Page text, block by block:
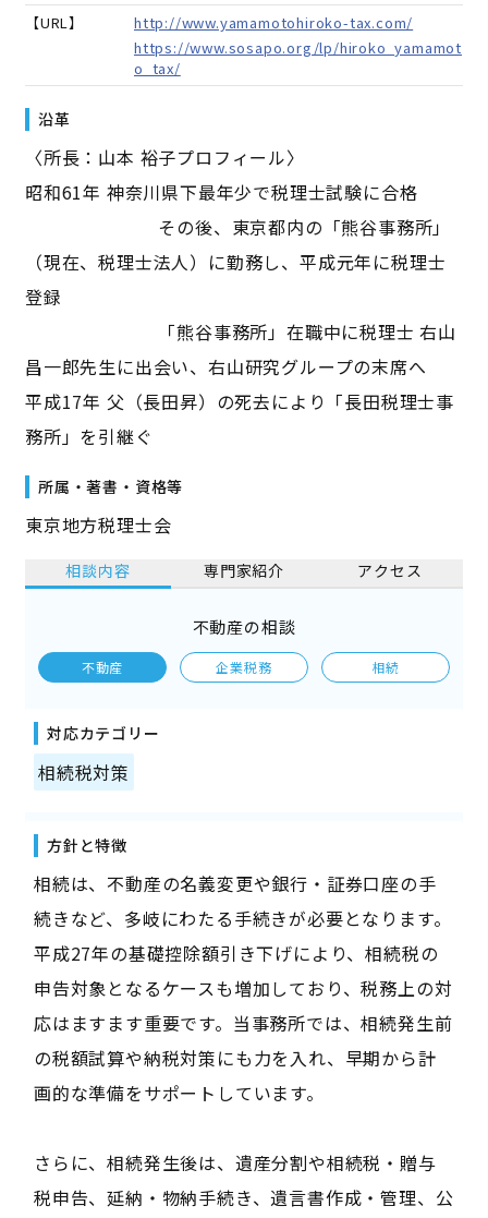
【URL】
http://www.yamamotohiroko-tax.com/
https://www.sosapo.org/lp/hiroko_yamamot
o_tax/
沿革
〈所長：山本 裕子プロフィール〉
昭和61年 神奈川県下最年少で税理士試験に合格
その後、東京都内の「熊谷事務所」
（現在、税理士法人）に勤務し、平成元年に税理士
登録
「熊谷事務所」在職中に税理士 右山
昌一郎先生に出会い、右山研究グループの末席へ
平成17年 父（長田昇）の死去により「長田税理士事
務所」を引継ぐ
所属・著書・資格等
東京地方税理士会
相談内容 専門家紹介 アクセス
不動産の相談
不動産 企業税務 相続
対応カテゴリー
相続税対策
方針と特徴
相続は、不動産の名義変更や銀行・証券口座の手
続きなど、多岐にわたる手続きが必要となります。
平成27年の基礎控除額引き下げにより、相続税の
申告対象となるケースも増加しており、税務上の対
応はますます重要です。当事務所では、相続発生前
の税額試算や納税対策にも力を入れ、早期から計
画的な準備をサポートしています。
さらに、相続発生後は、遺産分割や相続税・贈与
税申告、延納・物納手続き、遺言書作成・管理、公